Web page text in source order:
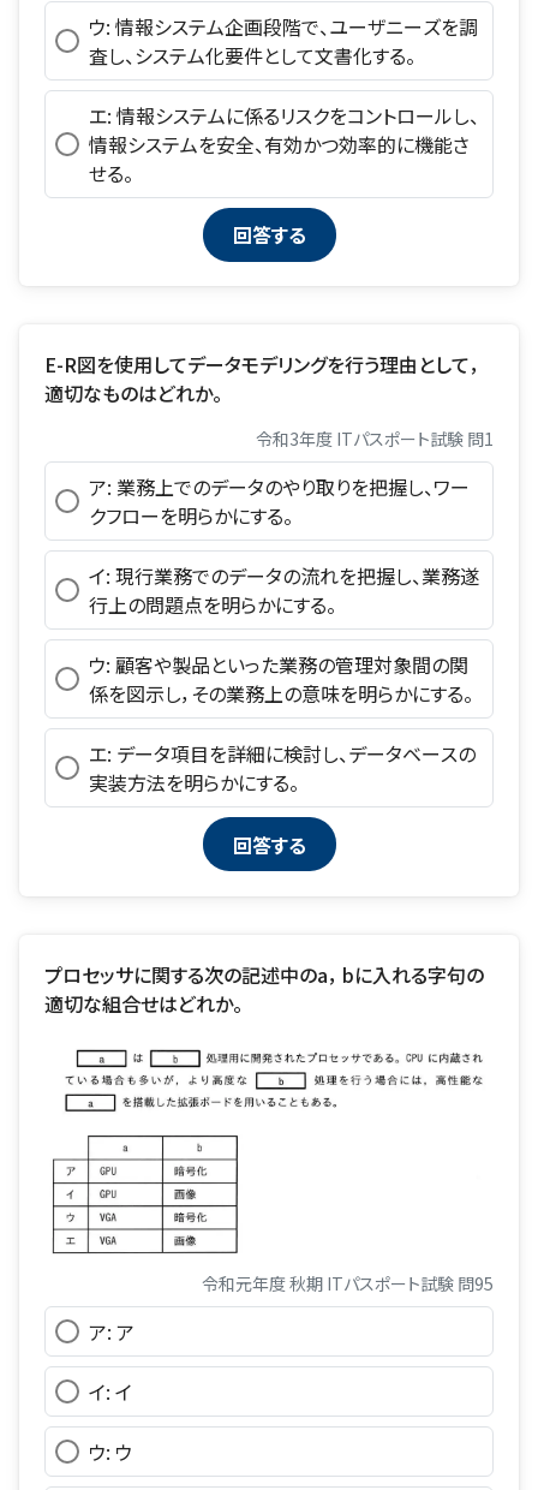
ウ: 情報システム企画段階で、ユーザニーズを調
査し、システム化要件として文書化する。
エ: 情報システムに係るリスクをコントロールし、
情報システムを安全、有効かつ効率的に機能さ
せる。
E-R図を使用してデータモデリングを行う理由として，
適切なものはどれか。
令和3年度 ITパスポート試験 問1
ア: 業務上でのデータのやり取りを把握し、ワー
クフローを明らかにする。
イ: 現行業務でのデータの流れを把握し、業務遂
行上の問題点を明らかにする。
ウ: 顧客や製品といった業務の管理対象間の関
係を図示し，その業務上の意味を明らかにする。
エ: データ項目を詳細に検討し、データベースの
実装方法を明らかにする。
プロセッサに関する次の記述中のa， bに入れる字句の
適切な組合せはどれか。
令和元年度 秋期 ITパスポート試験 問95
ア: ア
イ: イ
ウ: ウ